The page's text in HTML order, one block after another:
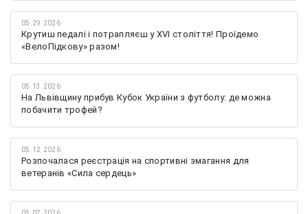
05.29.2026
Крутиш педалі і потрапляєш у XVI століття! Проїдемо
«ВелоПідкову» разом!
05.13.2026
На Львівщину прибув Кубок України з футболу: де можна
побачити трофей?
05.12.2026
Розпочалася реєстрація на спортивні змагання для
ветеранів «Сила сердець»